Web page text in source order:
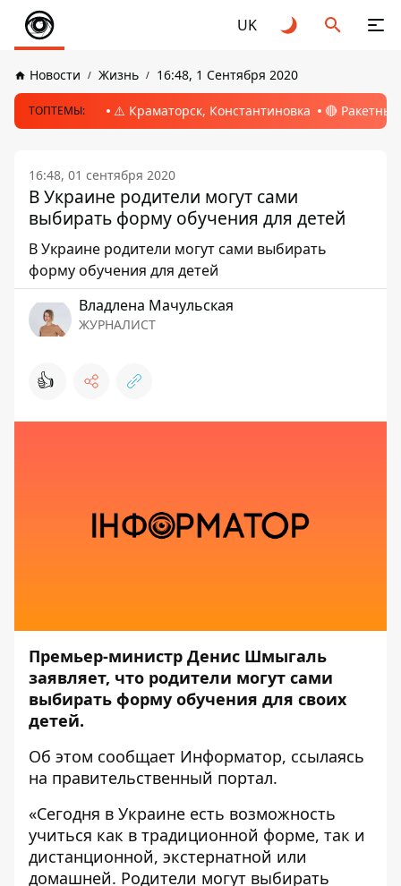
UK
Новости Жизнь 16:48, 1 Сентября 2020
ТОПТЕМЫ: ⚠️ Краматорск, Константиновка 🔴
16:48, 01 сентября 2020
В Украине родители могут сами
выбирать форму обучения для детей
В Украине родители могут сами выбирать
форму обучения для детей
Владлена Мачульская
ЖУРНАЛИСТ
👍
Премьер-министр Денис Шмыгаль
заявляет, что родители могут сами
выбирать форму обучения для своих
детей.
Об этом сообщает Информатор, ссылаясь
на правительственный портал.
«Сегодня в Украине есть возможность
учиться как в традиционной форме, так и
дистанционной, экстернатной или
домашней. Родители могут выбирать